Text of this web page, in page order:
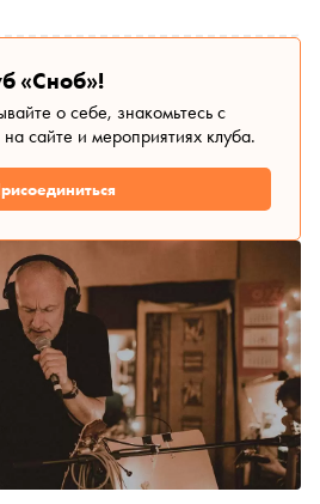
«Сноб»!
о себе, знакомьтесь с
сайте и мероприятиях клуба.